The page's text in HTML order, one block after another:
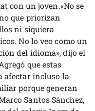
con un joven.«No se
que priorizan
ni siquiera
No lo veo como un
del idioma», dijo el
que estas
afectar incluso la
porque generan
Santos Sánchez,